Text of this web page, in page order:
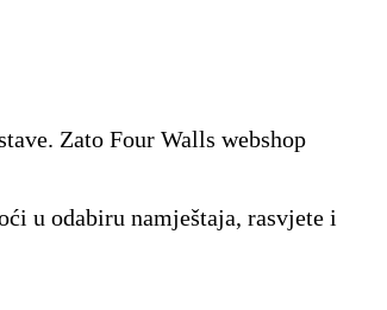
Zato Four Walls webshop
u odabiru namještaja, rasvjete i